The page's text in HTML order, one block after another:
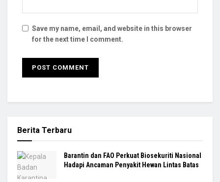
Save my name, email, and website in this browser
for the next time I comment.
Berita Terbaru
Barantin dan FAO Perkuat Biosekuriti Nasional
Hadapi Ancaman Penyakit Hewan Lintas Batas